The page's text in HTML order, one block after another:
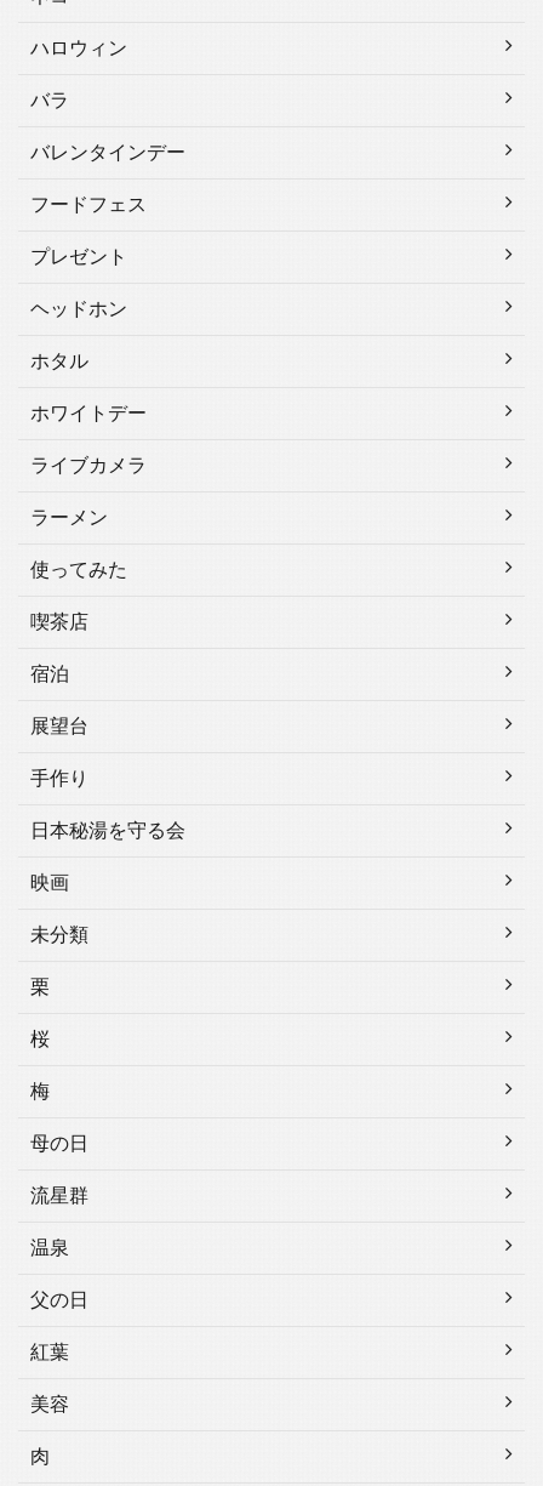
ハロウィン
バラ
バレンタインデー
フードフェス
プレゼント
ヘッドホン
ホタル
ホワイトデー
ライブカメラ
ラーメン
使ってみた
喫茶店
宿泊
展望台
手作り
日本秘湯を守る会
映画
未分類
栗
桜
梅
母の日
流星群
温泉
父の日
紅葉
美容
肉